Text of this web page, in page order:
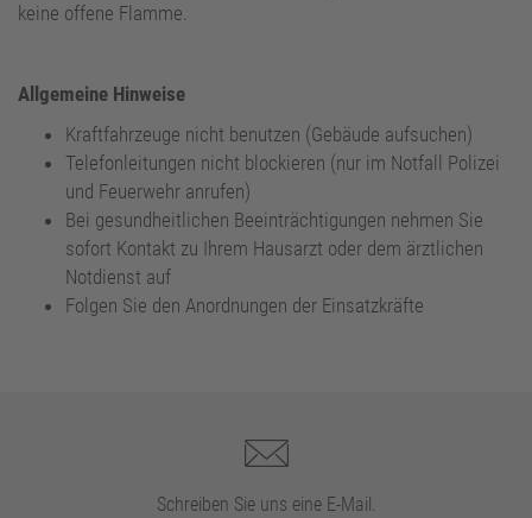
keine offene Flamme.
Allgemeine Hinweise
Kraftfahrzeuge nicht benutzen (Gebäude aufsuchen)
Telefonleitungen nicht blockieren (nur im Notfall Polizei
und Feuerwehr anrufen)
Bei gesundheitlichen Beeinträchtigungen nehmen Sie
sofort Kontakt zu Ihrem Hausarzt oder dem ärztlichen
Notdienst auf
Folgen Sie den Anordnungen der Einsatzkräfte
Schreiben Sie uns eine E-Mail.